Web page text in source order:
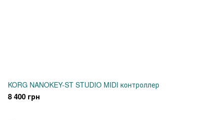
KORG NANOKEY-ST STUDIO MIDI контроллер
8 400 грн